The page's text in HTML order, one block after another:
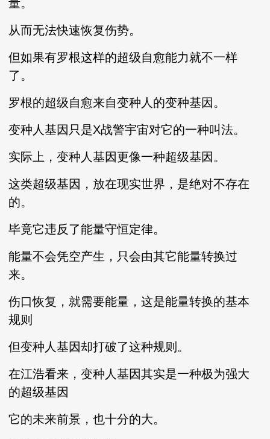
量。
从而无法快速恢复伤势。
但如果有罗根这样的超级自愈能力就不一样
了。
罗根的超级自愈来自变种人的变种基因。
变种人基因只是X战警宇宙对它的一种叫法。
实际上，变种人基因更像一种超级基因。
这类超级基因，放在现实世界，是绝对不存在
的。
毕竟它违反了能量守恒定律。
能量不会凭空产生，只会由其它能量转换过
来。
伤口恢复，就需要能量，这是能量转换的基本
规则
但变种人基因却打破了这种规则。
在江浩看来，变种人基因其实是一种极为强大
的超级基因
它的未来前景，也十分的大。